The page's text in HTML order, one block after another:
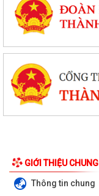
GIỚI THIỆU CHUNG
Thông tin chung